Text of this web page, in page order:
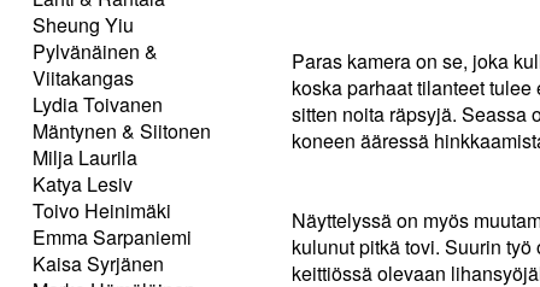
Sheung Yiu
Pylvänäinen &
Viitakangas
Lydia Toivanen
Mäntynen & Siitonen
Milja Laurila
Katya Lesiv
Toivo Heinimäki
Emma Sarpaniemi
Kaisa Syrjänen
Paras kamera on se, joka
koska parhaat tilanteet
sitten noita räpsyjä. Seassa
koneen ääressä
Näyttelyssä on myös
kulunut pitkä tovi. Suurin
keittiössä olevaan